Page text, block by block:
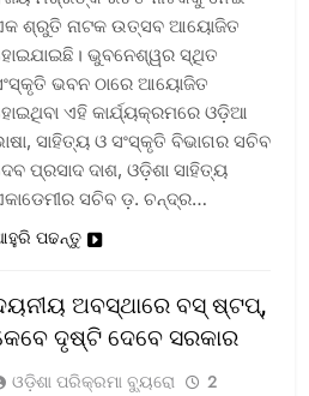
ଶ୍ରୁତି ନାଟକ ଉତ୍ସବ ଆୟୋଜିତ
ଭୁବନେଶ୍ୱର ସ୍ଥିତ
ଭବନ ଠାରେ ଆୟୋଜିତ
ଏହି କାର୍ଯ୍ୟକ୍ରମରେ ଓଡ଼ିଆ
ସାହିତ୍ୟ ଓ ସଂସ୍କୃତି ବିଭାଗର ସଚିବ
ପ୍ରସାଦ ଦାଶ, ଓଡ଼ିଶା ସାହିତ୍ୟ
ସଚିବ ଡ଼. ଚନ୍ଦ୍ର…
ପଢନ୍ତୁ
ଅବସ୍ଥାରେ ବସ୍‌ ଷ୍ଟପ୍‌,
ଦୃଷ୍ଟି ଦେବେ ସରକାର
ଓଡ଼ିଶା ପରିକ୍ରମା ବ୍ୟୁରୋ
2